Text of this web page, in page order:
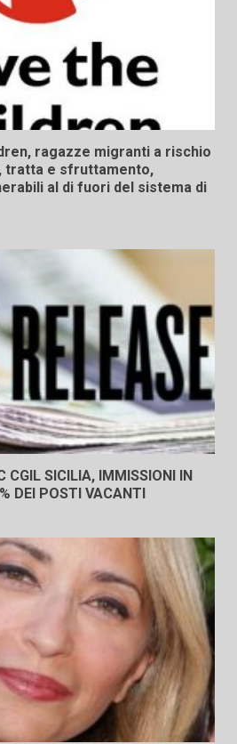
ragazze migranti a rischio
tratta e sfruttamento,
al di fuori del sistema di
CGIL SICILIA, IMMISSIONI IN
DEI POSTI VACANTI